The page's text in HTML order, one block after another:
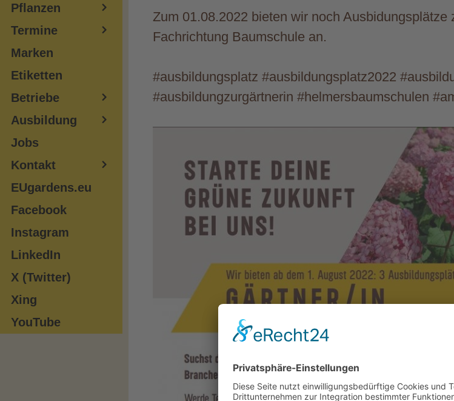
Zum 01.08.2022 bieten wir noch Ausbidungsplätze
Fachrichtung Baumschule an.
#ausbildungsplatz #ausbildungsplatz2022
#ausbildungzurgärtnerin #helmersbaumschulen
Pflanzen
Termine
Marken
Etiketten
Betriebe
Ausbildung
Jobs
Kontakt
EUgardens.eu
Facebook
Instagram
LinkedIn
X (Twitter)
Xing
YouTube